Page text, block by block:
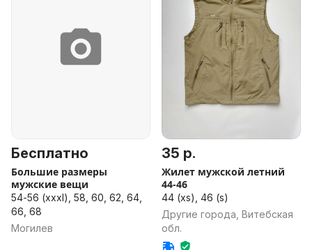
Бесплатно
Большие размеры
мужские вещи
54-56 (xxxl), 58, 60, 62, 64,
66, 68
Могилев
35 р.
Жилет мужской летний
44-46
44 (xs), 46 (s)
Другие города, Витебская
обл.